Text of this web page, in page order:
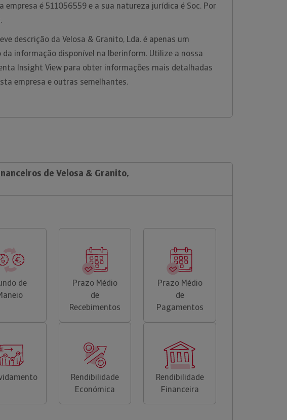
empresa é 511056559 e a sua natureza jurídica é Soc. Por
descrição da Velosa & Granito, Lda. é apenas um
da informação disponível na Iberinform. Utilize a nossa
Insight View para obter informações mais detalhadas
empresa e outras semelhantes.
de Velosa & Granito,
de
Prazo Médio
de
Recebimentos
Prazo Médio
de
Pagamentos
Rendibilidade
Económica
Rendibilidade
Financeira